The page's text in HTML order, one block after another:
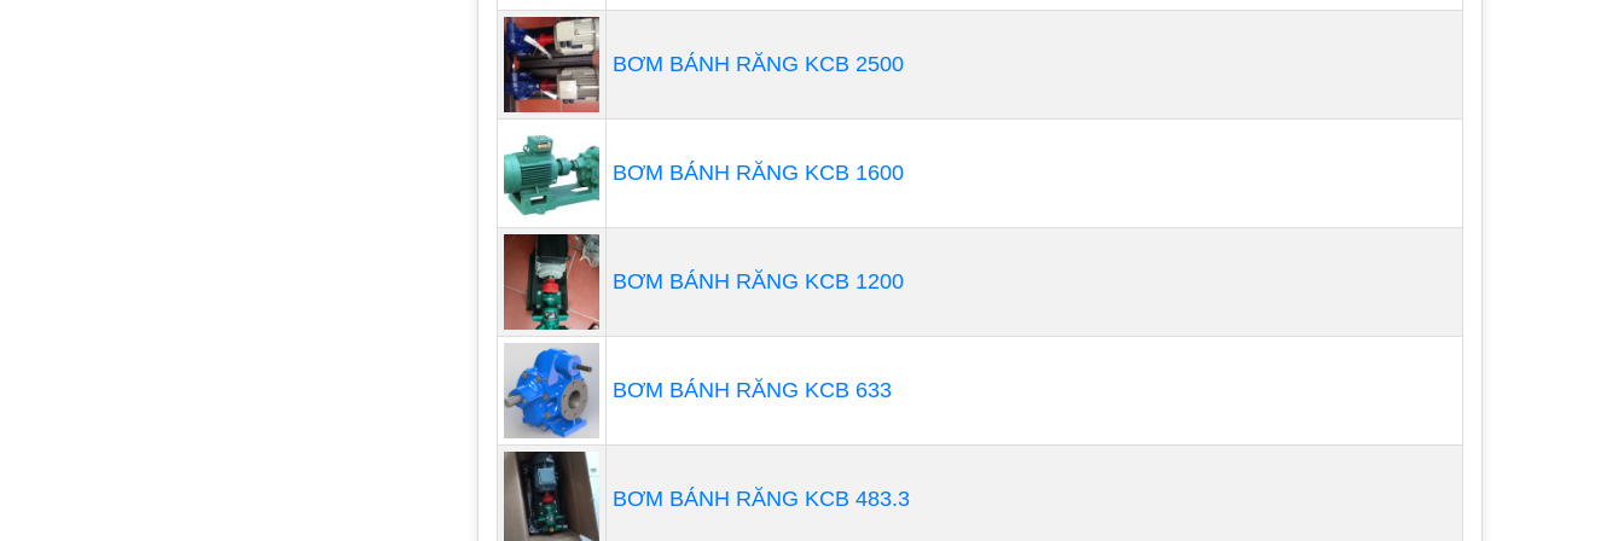
BƠM BÁNH RĂNG KCB 2500
BƠM BÁNH RĂNG KCB 1600
BƠM BÁNH RĂNG KCB 1200
BƠM BÁNH RĂNG KCB 633
BƠM BÁNH RĂNG KCB 483.3